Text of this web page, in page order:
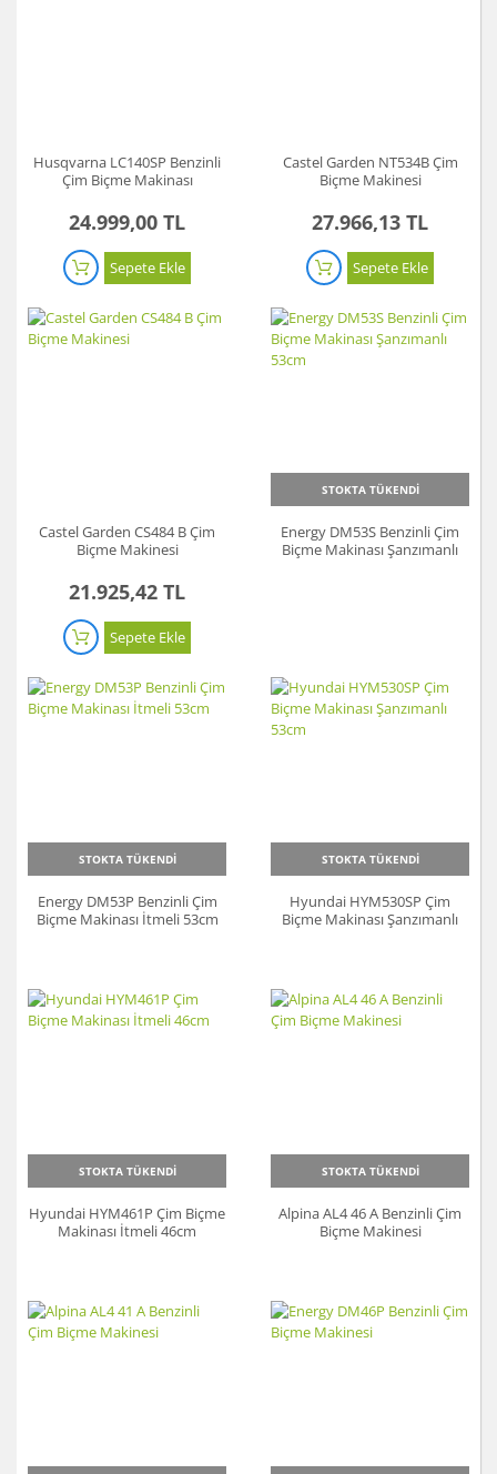
Husqvarna LC140SP Benzinli
Çim Biçme Makinası
24.999,00 TL
Sepete Ekle
Castel Garden NT534B Çim
Biçme Makinesi
27.966,13 TL
Sepete Ekle
Castel Garden CS484 B Çim
Biçme Makinesi
21.925,42 TL
Sepete Ekle
STOKTA TÜKENDİ
Energy DM53S Benzinli Çim
Biçme Makinası Şanzımanlı
STOKTA TÜKENDİ
Energy DM53P Benzinli Çim
Biçme Makinası İtmeli 53cm
STOKTA TÜKENDİ
Hyundai HYM530SP Çim
Biçme Makinası Şanzımanlı
STOKTA TÜKENDİ
Hyundai HYM461P Çim Biçme
Makinası İtmeli 46cm
STOKTA TÜKENDİ
Alpina AL4 46 A Benzinli Çim
Biçme Makinesi